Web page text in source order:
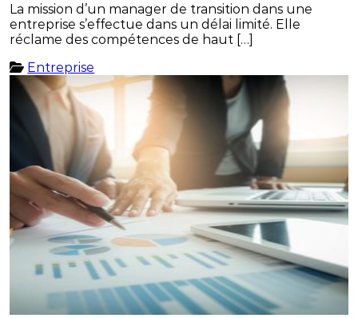
La mission d’un manager de transition dans une
entreprise s’effectue dans un délai limité. Elle
réclame des compétences de haut […]
Entreprise